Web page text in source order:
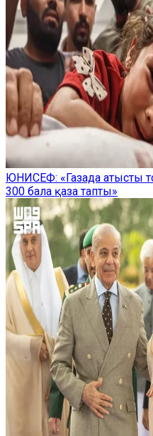
ЮНИСЕФ: «Газада атысты
300 бала қаза тапты»